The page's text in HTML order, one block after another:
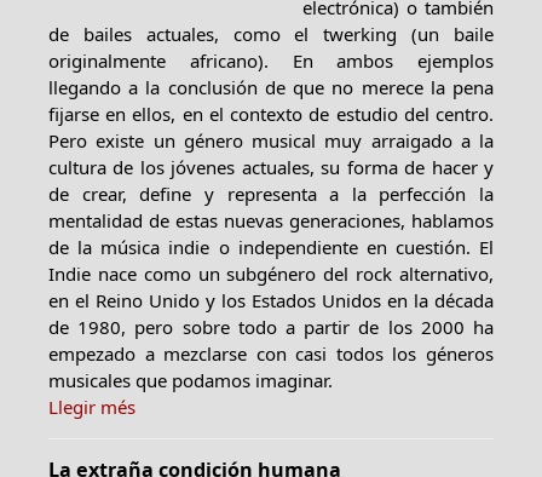
electrónica) o también
de bailes actuales, como el twerking (un baile
originalmente africano). En ambos ejemplos
llegando a la conclusión de que no merece la pena
fijarse en ellos, en el contexto de estudio del centro.
Pero existe un género musical muy arraigado a la
cultura de los jóvenes actuales, su forma de hacer y
de crear, define y representa a la perfección la
mentalidad de estas nuevas generaciones, hablamos
de la música indie o independiente en cuestión. El
Indie nace como un subgénero del rock alternativo,
en el Reino Unido y los Estados Unidos en la década
de 1980, pero sobre todo a partir de los 2000 ha
empezado a mezclarse con casi todos los géneros
musicales que podamos imaginar.
Llegir més
La extraña condición humana